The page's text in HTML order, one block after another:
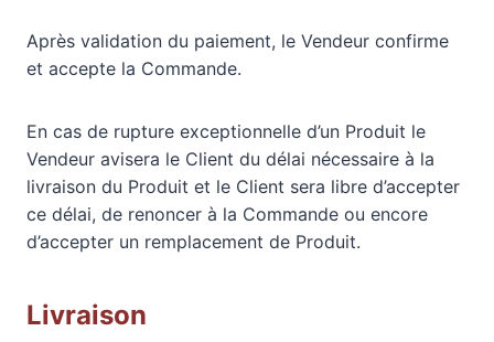
Après validation du paiement, le Vendeur confirme
et accepte la Commande.
En cas de rupture exceptionnelle d’un Produit le
Vendeur avisera le Client du délai nécessaire à la
livraison du Produit et le Client sera libre d’accepter
ce délai, de renoncer à la Commande ou encore
d’accepter un remplacement de Produit.
Livraison